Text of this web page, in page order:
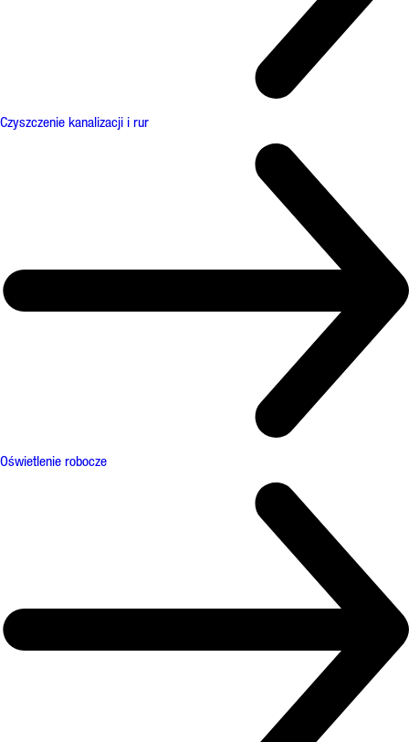
Czyszczenie kanalizacji i rur
Oświetlenie robocze